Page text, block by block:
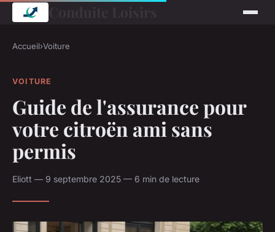
Accueil›Voiture
VOITURE
Guide de l'assurance pour
votre citroën ami sans
permis
Eliott — 9 septembre 2025 — 6 min de lecture